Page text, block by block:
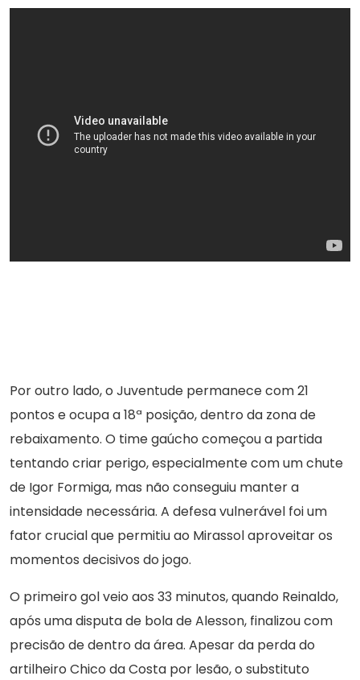
Por outro lado, o Juventude permanece com 21
pontos e ocupa a 18ª posição, dentro da zona de
rebaixamento. O time gaúcho começou a partida
tentando criar perigo, especialmente com um chute
de Igor Formiga, mas não conseguiu manter a
intensidade necessária. A defesa vulnerável foi um
fator crucial que permitiu ao Mirassol aproveitar os
momentos decisivos do jogo.
O primeiro gol veio aos 33 minutos, quando Reinaldo,
após uma disputa de bola de Alesson, finalizou com
precisão de dentro da área. Apesar da perda do
artilheiro Chico da Costa por lesão, o substituto